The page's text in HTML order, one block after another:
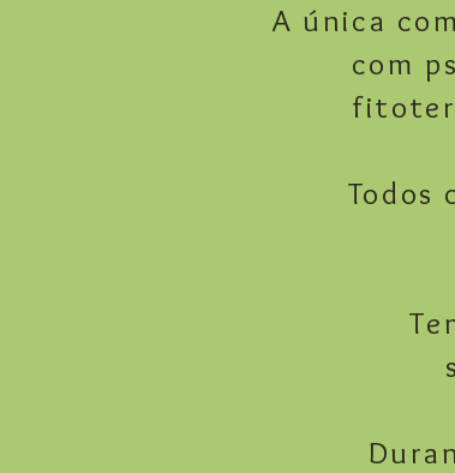
A única
com
Todos